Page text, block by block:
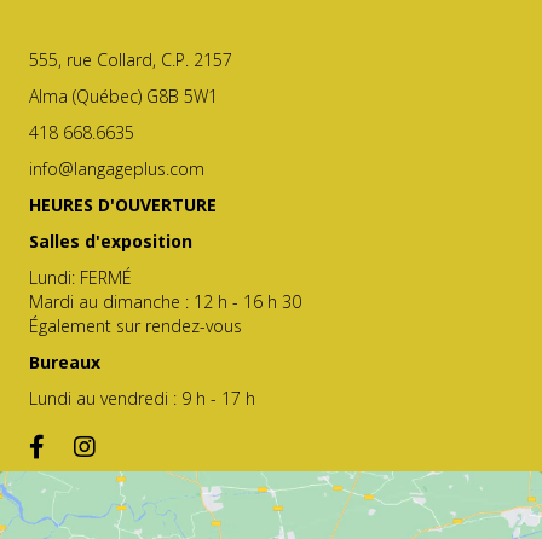
555, rue Collard, C.P. 2157
Alma (Québec) G8B 5W1
418 668.6635
info@langageplus.com
HEURES D'OUVERTURE
Salles d'exposition
Lundi: FERMÉ
Mardi au dimanche : 12 h - 16 h 30
Également sur rendez-vous
Bureaux
Lundi au vendredi : 9 h - 17 h